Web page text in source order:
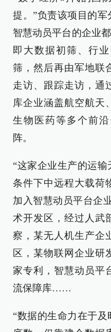
提。”负责该项目的军
智慧动员平台的企业
即大数据初筛、行
筛，然后再由军地联
走访、跟踪走访，通
库企业涵盖航空航天
生物医药等多个前
阵。
“这家企业生产的运
条件下中远程大载荷
加入智慧动员平台企
术开发区，经过人武
察，某无人机生产企
区，某物联网企业研
家专利，智慧动员平
流保障库……
“数据的生命力在于